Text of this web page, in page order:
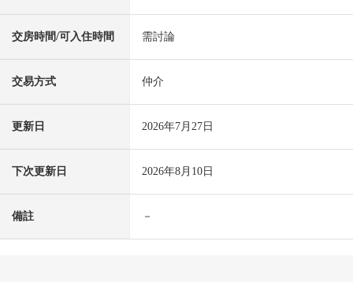
交房時間/可入住時間 需討論
交易方式 仲介
更新日 2026年7月27日
下次更新日 2026年8月10日
備註 －